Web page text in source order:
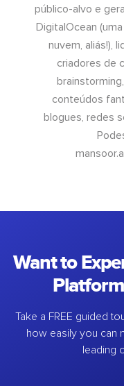
público-alvo e
DigitalOcean
nuvem, aliás!),
criadores de
conteúdos
blogues, redes
Want to
Take a FREE guided
how easily you can
leading